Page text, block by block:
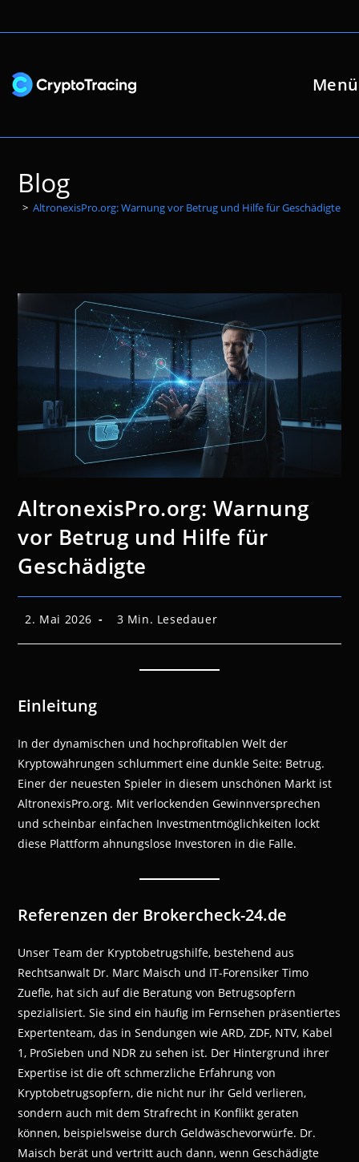
Inhalt
Menü
Blog
> AltronexisPro.org: Warnung vor Betrug und Hilfe für Geschädigte
AltronexisPro.org: Warnung
vor Betrug und Hilfe für
Geschädigte
Beitrag
2. Mai 2026 Lesedauer:
3 Min. Lesedauer
Einleitung
In der dynamischen und hochprofitablen Welt der
Kryptowährungen schlummert eine dunkle Seite: Betrug.
Einer der neuesten Spieler in diesem unschönen Markt ist
AltronexisPro.org. Mit verlockenden Gewinnversprechen
und scheinbar einfachen Investmentmöglichkeiten lockt
diese Plattform ahnungslose Investoren in die Falle.
Referenzen der Brokercheck-24.de
Unser Team der Kryptobetrugshilfe, bestehend aus
Rechtsanwalt Dr. Marc Maisch und IT-Forensiker Timo
Zuefle, hat sich auf die Beratung von Betrugsopfern
spezialisiert. Sie sind ein häufig im Fernsehen präsentiertes
Expertenteam, das in Sendungen wie ARD, ZDF, NTV, Kabel
1, ProSieben und NDR zu sehen ist. Der Hintergrund ihrer
Expertise ist die oft schmerzliche Erfahrung von
Kryptobetrugsopfern, die nicht nur ihr Geld verlieren,
sondern auch mit dem Strafrecht in Konflikt geraten
können, beispielsweise durch Geldwäschevorwürfe. Dr.
Maisch berät und vertritt auch dann, wenn Geschädigte